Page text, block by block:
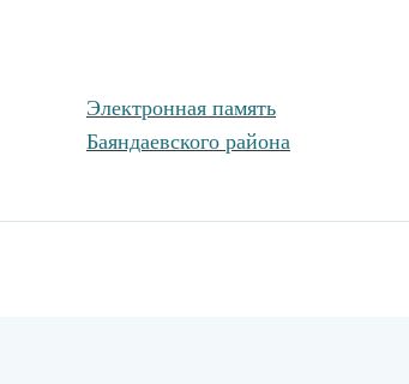
Электронная память
Баяндаевского района